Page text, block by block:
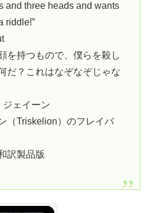
and three heads and wants
riddle!”
を持つもので、僕らを殺し
だ？これはなぞなぞじゃな
ェイーン
（Triskelion）のフレイバ
訳製品版